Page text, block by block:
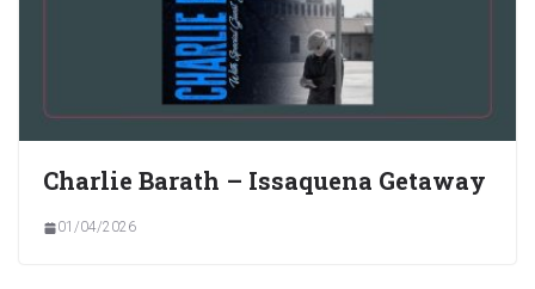
Charlie Barath – Issaquena Getaway
01/04/2026